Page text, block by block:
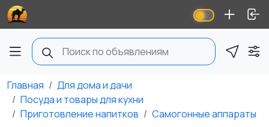
Главная
Для дома и дачи
Посуда и товары для кухни
Приготовление напитков
Самогонные аппараты